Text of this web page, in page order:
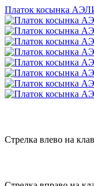
Платок косынка
Стрелка влево на